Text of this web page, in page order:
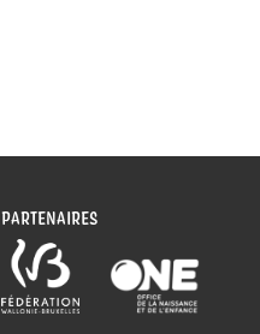
PARTENAIRES